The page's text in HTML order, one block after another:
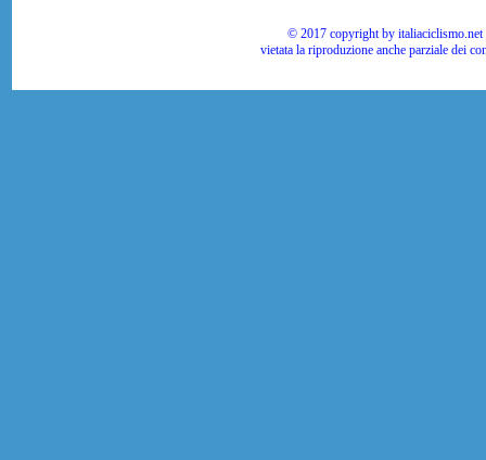
© 2017 copyright by
vietata la riproduzione anche parziale dei